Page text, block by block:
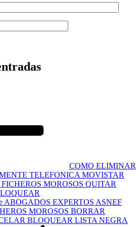
COMO ELIMINAR
TELEFONICA MOVISTAR
MOROSOS QUITAR
ABOGADOS EXPERTOS ASNEF
MOROSOS BORRAR
BLOQUEAR LISTA NEGRA